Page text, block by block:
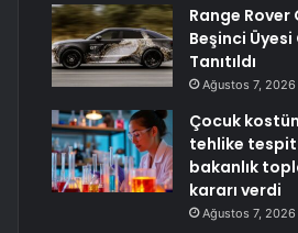
Range Rover
Beşinci
Tanıtıldı
Ağustos 7, 2026
Çocuk
tehlike
bakanlık
kararı verdi
Ağustos 7, 2026